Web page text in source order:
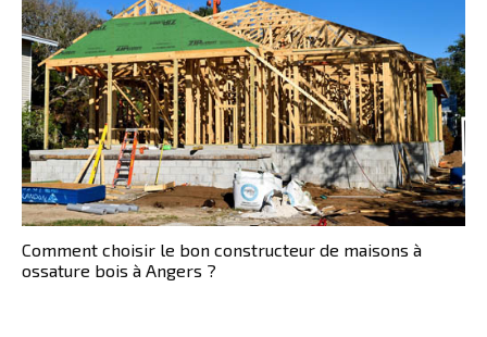
Comment choisir le bon constructeur de maisons à
ossature bois à Angers ?